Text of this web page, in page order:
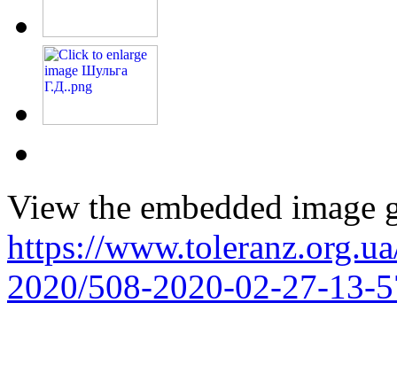
View the embedded image
https://
2020/508-2020-02-27-13-